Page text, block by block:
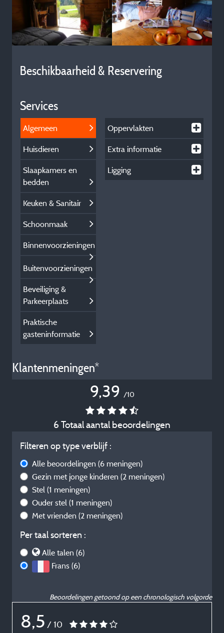
Beschikbaarheid & Reservering
Services
Algemeen
Huisdieren
Slaapkamers en
bedden
Keuken & Sanitair
Schoonmaak
Binnenvoorzieningen
Buitenvoorzieningen
Beveiliging &
Parkeerplaats
Praktische
gasteninformatie
Oppervlakten
Extra informatie
Ligging
Klantenmeningen*
9,39 /10
6 Totaal aantal beoordelingen
Filteren op type verblijf :
Alle beoordelingen (6 meningen)
Gezin met jonge kinderen (2 meningen)
Stel (1 meningen)
Ouder stel (1 meningen)
Met vrienden (2 meningen)
Per taal sorteren :
Alle talen (6)
Frans (6)
Beoordelingen getoond op een chronologisch volgorde
8,5 / 10